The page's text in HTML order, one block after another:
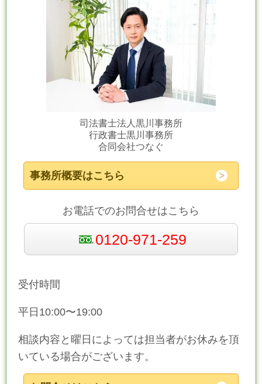
司法書士法人黒川事務所
行政書士黒川事務所
合同会社つなぐ
事務所概要はこちら
お電話でのお問合せはこちら
0120-971-259
受付時間
平日10:00〜19:00
相談内容と曜日によっては担当者がお休みを頂
いている場合がございます。